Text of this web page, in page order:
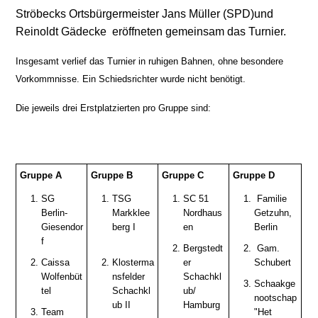
Ströbecks Ortsbürgermeister Jans Müller (SPD)und
Reinoldt Gädecke eröffneten gemeinsam das Turnier.
Insgesamt verlief das Turnier in ruhigen Bahnen, ohne besondere
Vorkommnisse. Ein Schiedsrichter wurde nicht benötigt.
Die jeweils drei Erstplatzierten pro Gruppe sind:
Gruppe A
SG
Berlin-
Giesendor
f
Caissa
Wolfenbüt
tel
Team
Gruppe B
TSG
Markklee
berg I
Klosterma
nsfelder
Schachkl
ub II
Gruppe C
SC 51
Nordhaus
en
Bergstedt
er
Schachkl
ub/
Hamburg
Gruppe D
Familie
Getzuhn,
Berlin
Gam.
Schubert
Schaakge
nootschap
"Het